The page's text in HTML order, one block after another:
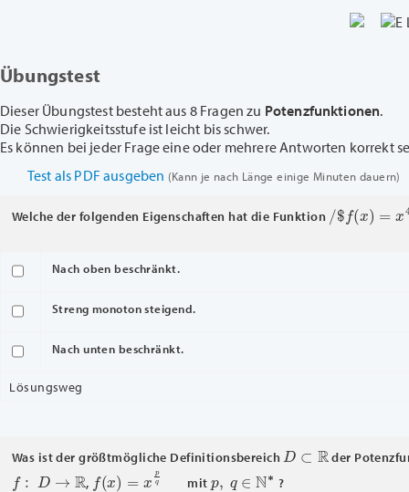
Übungstest
Dieser Übungstest besteht aus 8 Fragen zu Potenzfunktionen.
Die Schwierigkeitsstufe ist leicht bis schwer.
Es können bei jeder Frage eine oder mehrere Antworten korrekt
Test als PDF ausgeben (Kann je nach Länge einige Minuten dauern)
Welche der folgenden Eigenschaften hat die Funktion
/$f (x = =
Nach oben beschränkt.
Streng monoton steigend.
Nach unten beschränkt.
Lösungsweg
Was ist der größtmögliche Definitionsbereich
D
der
f: →
,
(x =
mit
N∗
?